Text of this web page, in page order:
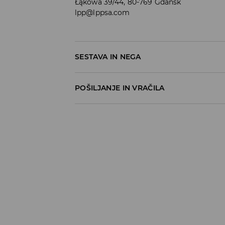
Łąkowa 39/44, 80-769 Gdańsk
lpp@lppsa.com
SESTAVA IN NEGA
POŠILJANJE IN VRAČILA